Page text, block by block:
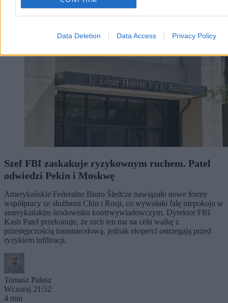
Data Deletion Data Access Privacy Policy
Szef FBI zaskakuje ryzykownym ruchem. Patel
odwiedzi Pekin i Moskwę
Amerykańskie Federalne Biuro Śledcze nawiązało nowe formy
współpracy ze służbami Chin i Rosji, co wywołało falę niepokoju w
amerykańskim środowisku kontrwywiadowczym. Dyrektor FBI
Kash Patel przekonuje, że ruch ten ma na celu walkę z
przestępczością transnarodową, jednak eksperci ostrzegają przed
ryzykiem infiltracji.
Tomasz Pałasz
Wczoraj 21:52
4 min